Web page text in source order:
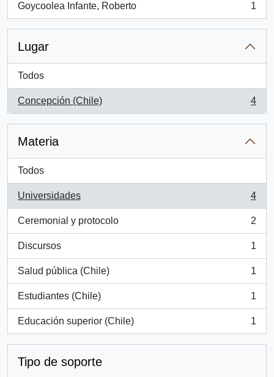
Goycoolea Infante, Roberto
, 1 resultados
1
Lugar
Todos
Concepción (Chile)
, 4 resultados
4
Materia
Todos
Universidades
, 4 resultados
4
Ceremonial y protocolo
, 2 resultados
2
Discursos
, 1 resultados
1
Salud pública (Chile)
, 1 resultados
1
Estudiantes (Chile)
, 1 resultados
1
Educación superior (Chile)
, 1 resultados
1
Tipo de soporte